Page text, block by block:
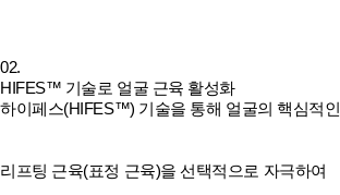
02.
HIFES™ 기술로 얼굴 근육 활성화
하이페스(HIFES™) 기술을 통해 얼굴의 핵심적인
리프팅 근육(표정 근육)을 선택적으로 자극하여